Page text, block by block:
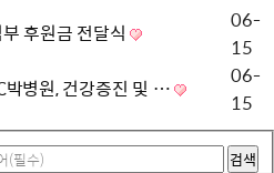
후원금 전달식
06-
15
병원, 건강증진 및 …
06-
15